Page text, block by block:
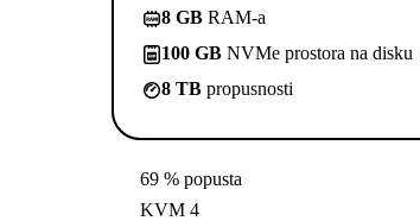
8 GB RAM-a
100 GB NVMe prostora na disku
8 TB propusnosti
69 % popusta
KVM 4